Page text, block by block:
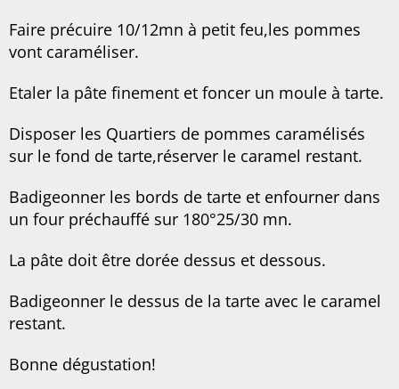
Faire précuire 10/12mn à petit feu,les pommes
vont caraméliser.
Etaler la pâte finement et foncer un moule à tarte.
Disposer les Quartiers de pommes caramélisés
sur le fond de tarte,réserver le caramel restant.
Badigeonner les bords de tarte et enfourner dans
un four préchauffé sur 180°25/30 mn.
La pâte doit être dorée dessus et dessous.
Badigeonner le dessus de la tarte avec le caramel
restant.
Bonne dégustation!